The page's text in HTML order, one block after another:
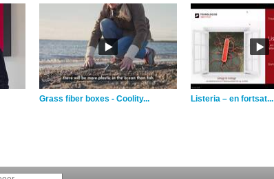
Grass fiber boxes - Coolity... Listeria – en fortsat...